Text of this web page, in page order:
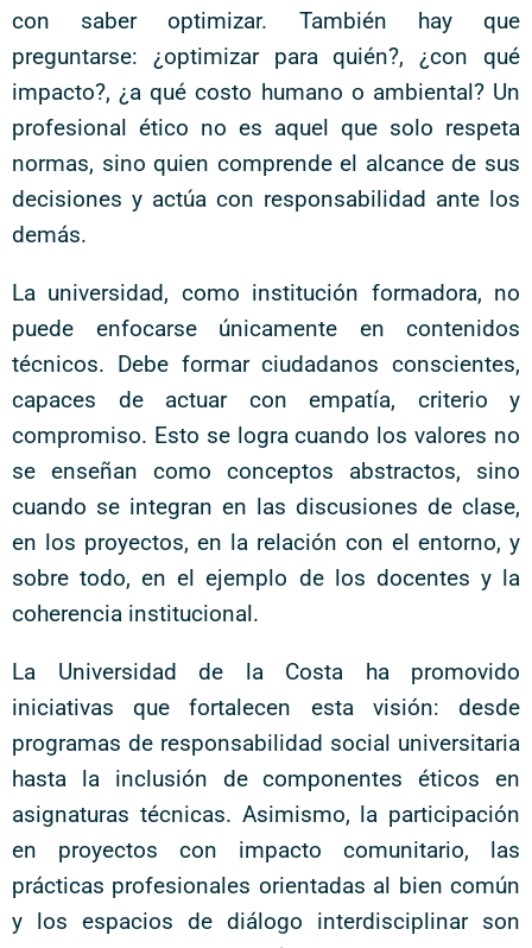
con saber optimizar. También hay que
preguntarse: ¿optimizar para quién?, ¿con qué
impacto?, ¿a qué costo humano o ambiental? Un
profesional ético no es aquel que solo respeta
normas, sino quien comprende el alcance de sus
decisiones y actúa con responsabilidad ante los
demás.
La universidad, como institución formadora, no
puede enfocarse únicamente en contenidos
técnicos. Debe formar ciudadanos conscientes,
capaces de actuar con empatía, criterio y
compromiso. Esto se logra cuando los valores no
se enseñan como conceptos abstractos, sino
cuando se integran en las discusiones de clase,
en los proyectos, en la relación con el entorno, y
sobre todo, en el ejemplo de los docentes y la
coherencia institucional.
La Universidad de la Costa ha promovido
iniciativas que fortalecen esta visión: desde
programas de responsabilidad social universitaria
hasta la inclusión de componentes éticos en
asignaturas técnicas. Asimismo, la participación
en proyectos con impacto comunitario, las
prácticas profesionales orientadas al bien común
y los espacios de diálogo interdisciplinar son